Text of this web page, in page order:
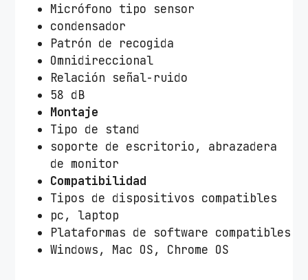
Micrófono tipo sensor
condensador
Patrón de recogida
Omnidireccional
Relación señal-ruido
58 dB
Montaje
Tipo de stand
soporte de escritorio, abrazadera
de monitor
Compatibilidad
Tipos de dispositivos compatibles
pc, laptop
Plataformas de software compatibles
Windows, Mac OS, Chrome OS